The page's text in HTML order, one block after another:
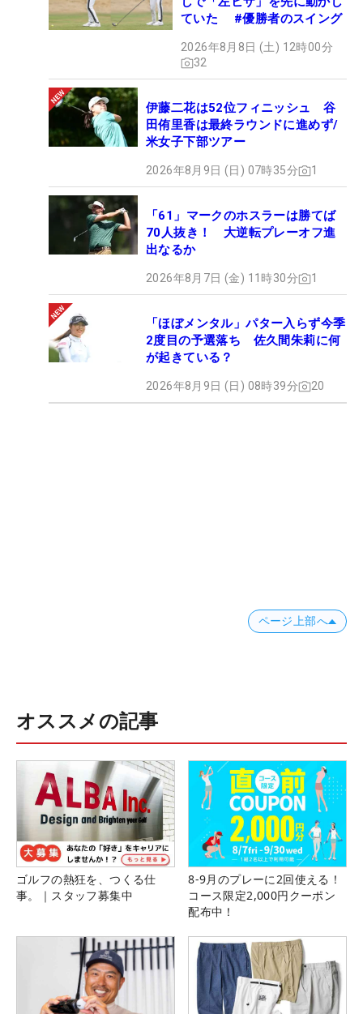
ていた #優勝者のスイング
2026年8月8日 (土) 12時00分
32
伊藤二花は52位フィニッシュ 谷
田侑里香は最終ラウンドに進めず/
米女子下部ツアー
2026年8月9日 (日) 07時35分 1
「61」マークのホスラーは勝てば
70人抜き！ 大逆転プレーオフ進
出なるか
2026年8月7日 (金) 11時30分 1
「ほぼメンタル」パター入らず今季
2度目の予選落ち 佐久間朱莉に何
が起きている？
2026年8月9日 (日) 08時39分 20
ページ上部へ
オススメの記事
ゴルフの熱狂を、つくる仕
事。｜スタッフ募集中
8-9月のプレーに2回使える！
コース限定2,000円クーポン
配布中！